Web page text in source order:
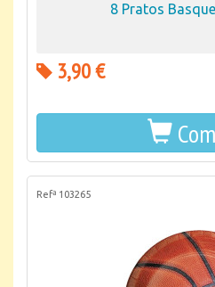
8 Pratos
3,90 €
Refª 103265